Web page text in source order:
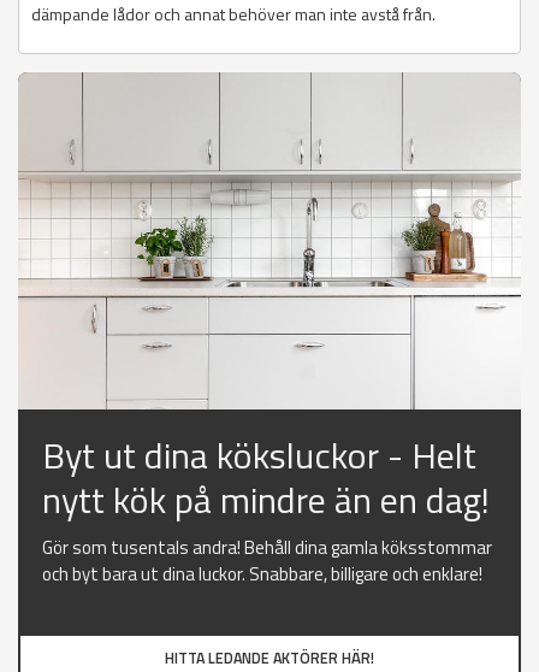
dämpande lådor och annat behöver man inte avstå från.
Byt ut dina köksluckor - Helt
nytt kök på mindre än en dag!
Gör som tusentals andra! Behåll dina gamla köksstommar
och byt bara ut dina luckor. Snabbare, billigare och enklare!
HITTA LEDANDE AKTÖRER HÄR!